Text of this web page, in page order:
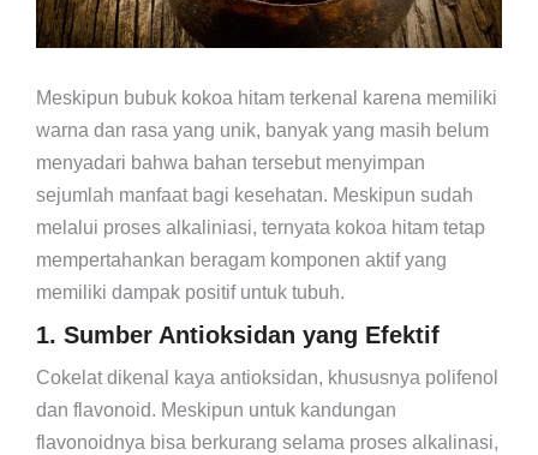
Meskipun bubuk kokoa hitam terkenal karena memiliki
warna dan rasa yang unik, banyak yang masih belum
menyadari bahwa bahan tersebut menyimpan
sejumlah manfaat bagi kesehatan. Meskipun sudah
melalui proses alkaliniasi, ternyata kokoa hitam tetap
mempertahankan beragam komponen aktif yang
memiliki dampak positif untuk tubuh.
1. Sumber Antioksidan yang Efektif
Cokelat dikenal kaya antioksidan, khususnya polifenol
dan flavonoid. Meskipun untuk kandungan
flavonoidnya bisa berkurang selama proses alkalinasi,